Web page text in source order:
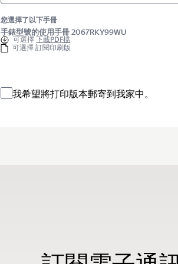
您選擇了以下手冊
手錶型號的使用手冊 2067RKY99WU
可選擇下載PDF檔
可選擇 訂閱印刷版
我希望將打印版本郵寄到我家中。